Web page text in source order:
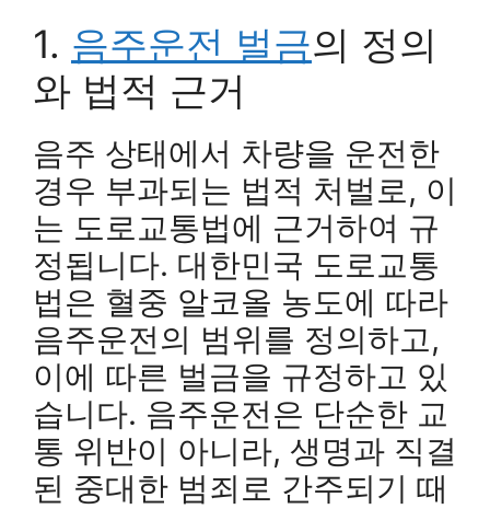
1. 음주운전 벌금의 정의
와 법적 근거
음주 상태에서 차량을 운전한
경우 부과되는 법적 처벌로, 이
는 도로교통법에 근거하여 규
정됩니다. 대한민국 도로교통
법은 혈중 알코올 농도에 따라
음주운전의 범위를 정의하고,
이에 따른 벌금을 규정하고 있
습니다. 음주운전은 단순한 교
통 위반이 아니라, 생명과 직결
된 중대한 범죄로 간주되기 때